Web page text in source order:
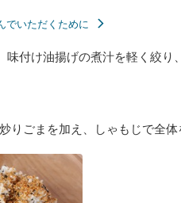
でいただくために
付け油揚げの煮汁を軽く絞り
りごまを加え、しゃもじで全体